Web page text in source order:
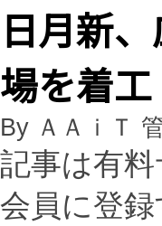
日月新
場を着工
By ＡＡｉＴ
記事は有
会員に登